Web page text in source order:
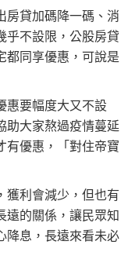
房貸加碼降一碼、消
乎不設限，公股房貸
都同享優惠，可說是
惠要幅度大又不設
助大家熬過疫情蔓延
有優惠，「對住帝寶
獲利會減少，但也有
遠的關係，讓民眾知
降息，長遠來看未必